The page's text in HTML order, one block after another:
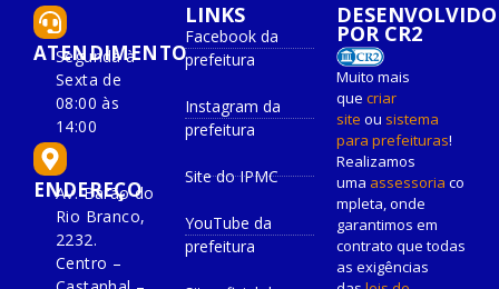
ATENDIMENTO
Segunda à
Sexta de
08:00 às
14:00
ENDEREÇO
Av. Barão do
Rio Branco,
2232.
Centro –
LINKS
Facebook da
prefeitura
Instagram da
prefeitura
Site do IPMC
YouTube da
prefeitura
DESENVOLVIDO
POR CR2
Muito mais
que criar
site ou sistema
para prefeituras!
Realizamos
uma assessoria co
mpleta, onde
garantimos em
contrato que todas
as exigências